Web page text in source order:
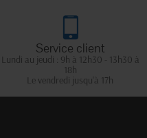
Service client
Lundi au jeudi : 9h à 12h30 - 13h30 à
18h
Le vendredi jusqu'à 17h